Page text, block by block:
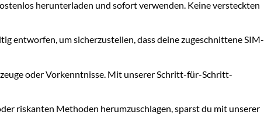
herunterladen und sofort verwenden. Keine versteckten
entworfen, um sicherzustellen, dass deine zugeschnittene SIM-
oder Vorkenntnisse. Mit unserer Schritt-für-Schritt-
riskanten Methoden herumzuschlagen, sparst du mit unserer